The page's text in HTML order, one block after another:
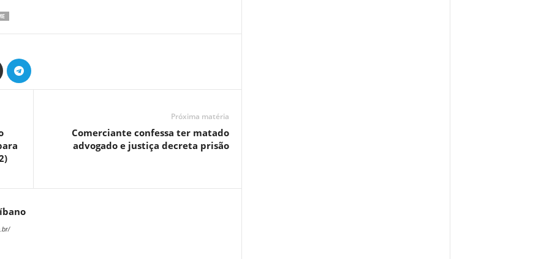
Próxima matéria
Comerciante confessa ter matado
advogado e justiça decreta prisão